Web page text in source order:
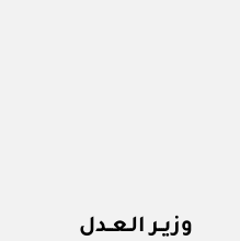
وزيــر الـعــدل